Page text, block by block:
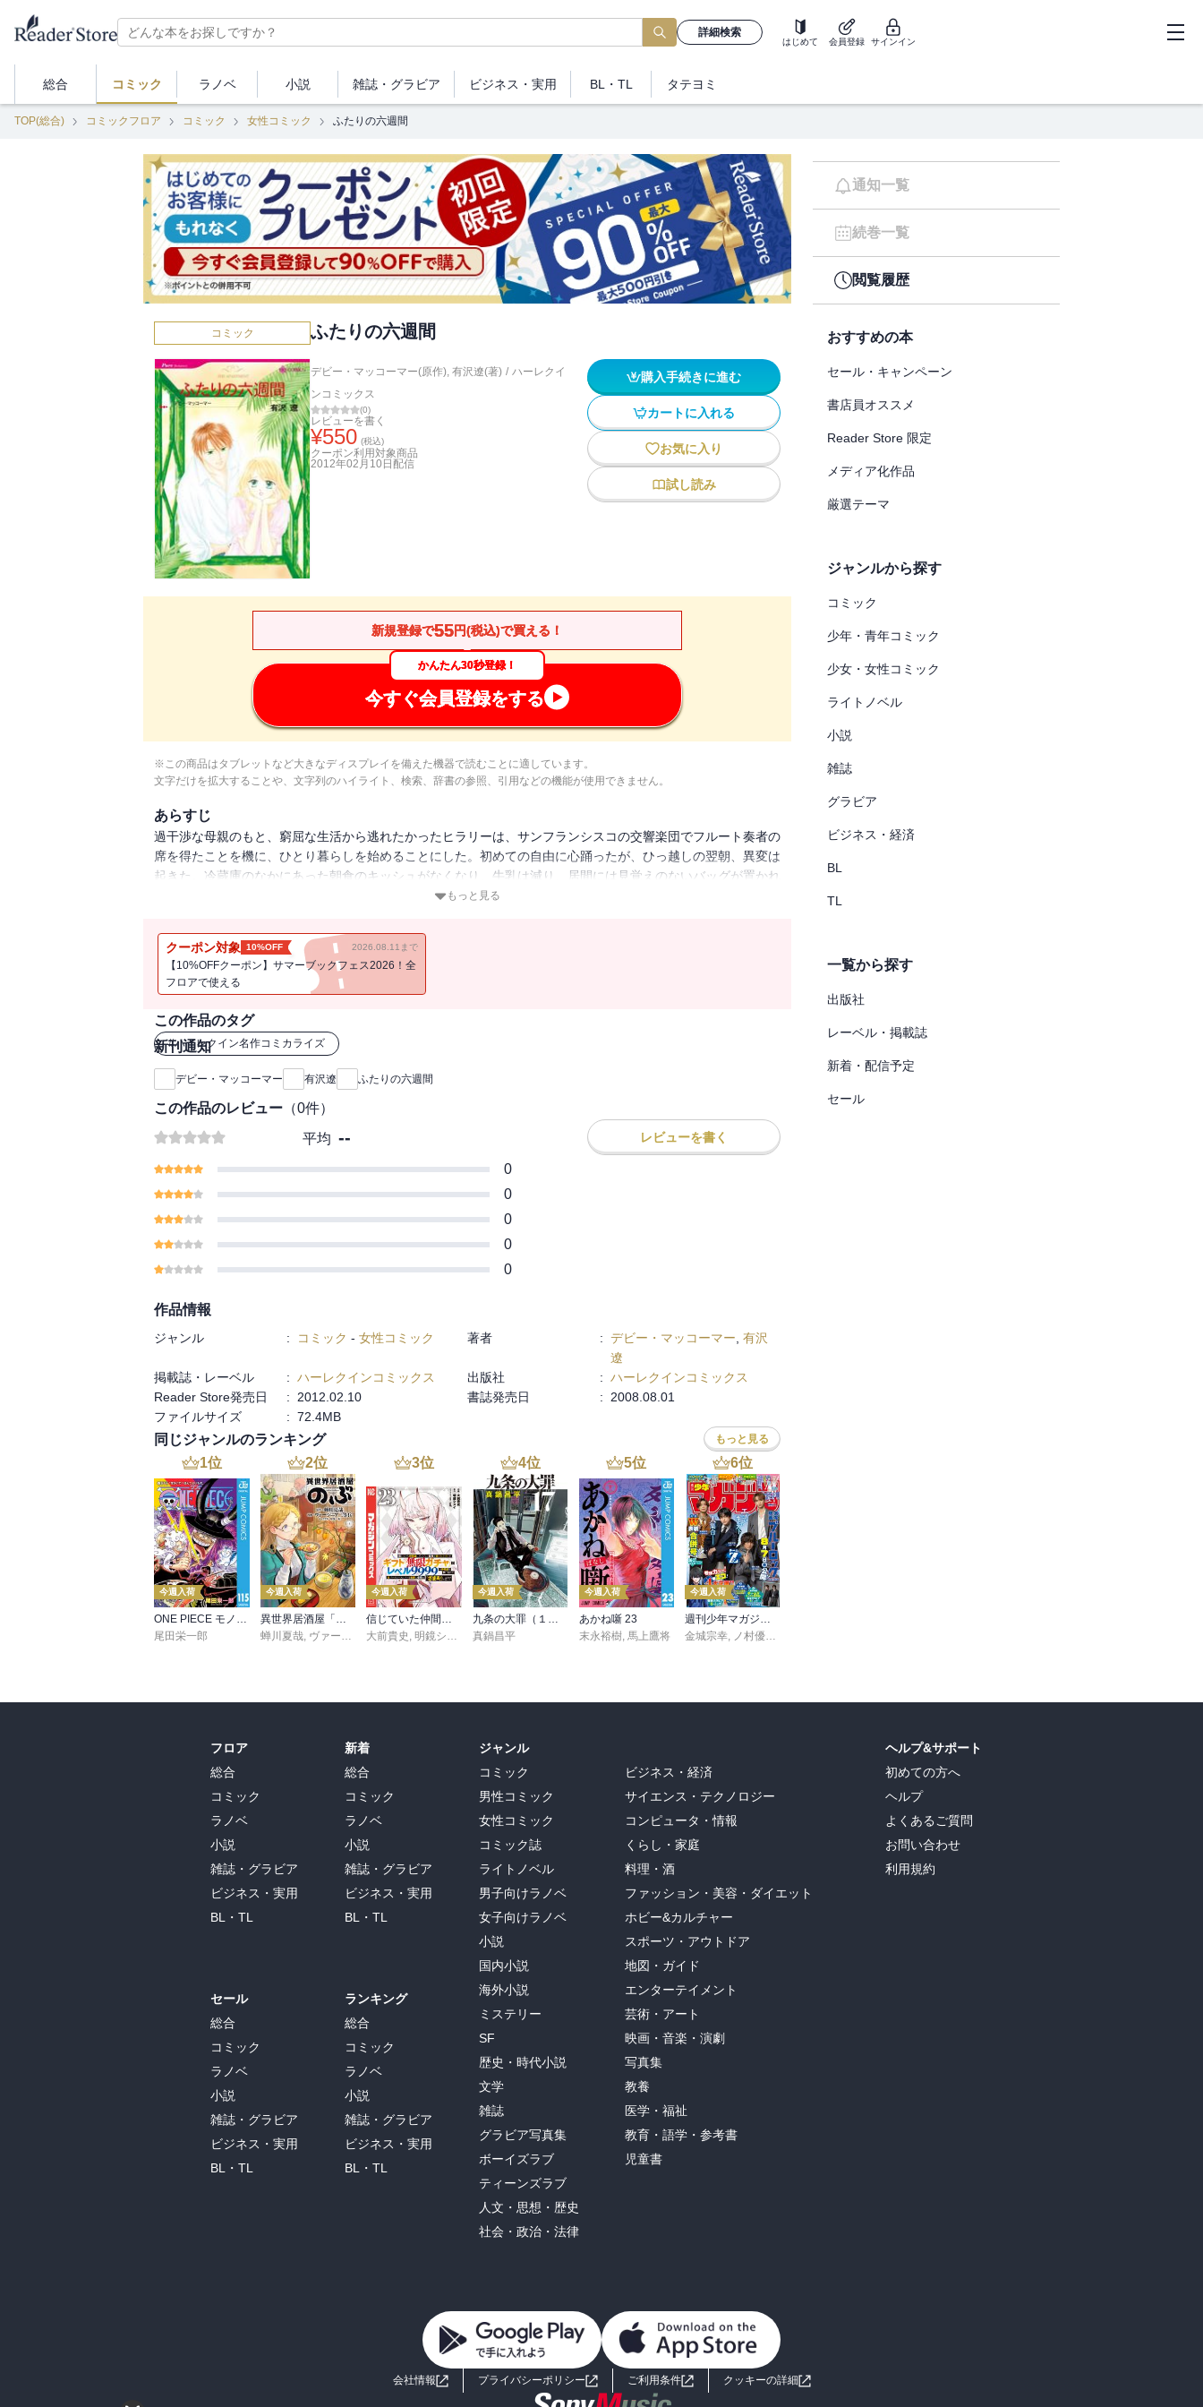
詳細検索
はじめて 会員登録 サインイン
総合 コミック ラノベ 小説 雑誌・ グラビア ビジネス ・実用 BL・TL タテヨミ
TOP(総合) コミックフロア コミック 女性コミック ふたりの六週間
コミック ふたりの六週間
デビー・マッコーマー(原作), 有沢遼(著) / ハーレクイ
ンコミックス
(0)
レビューを書く
¥550 (税込)
クーポン利用対象商品
2012年02月10日 配信
購入手続きに進む
カートに入れる
お気に入り
試し読み
新規登録で55円(税込)で買える！
かんたん30秒登録！
今すぐ会員登録をする
※この商品はタブレットなど大きなディスプレイを備えた機器で読むことに適しています。
文字だけを拡大することや、文字列のハイライト、検索、辞書の参照、引用などの機能が使用できません。
あらすじ
過干渉な母親のもと、窮屈な生活から逃れたかったヒラリーは、サンフランシスコの交響楽団でフルート奏者の
席を得たことを機に、ひとり暮らしを始めることにした。初めての自由に心踊ったが、ひっ越しの翌朝、異変は
起きた。冷蔵庫のなかにあった朝食のキッシュがなくなり、牛乳は減り、居間には見覚えのないバッグが置かれ
ているだ！ ヒラリーが困惑していると、見たこともないハンサムな男性が現れ、怒りもあらわに言った。「僕
もっと見る
クーポン対象 10%OFF 2026.08.11まで
【10%OFFクーポン】サマーブックフェス2026！全
フロアで使える
この作品のタグ
#ハーレクイン名作コミカライズ
新刊通知
デビー・マッコーマー 有沢遼 ふたりの六週間
この作品のレビュー （0件）
平均 -- レビューを書く
0
0
0
0
0
作品情報
ジャンル : コミック - 女性コミック 著者 : デビー・マッコーマー 有沢
遼
掲載誌・レーベル
: ハーレクインコミックス 出版社 : ハーレクインコミックス
Reader Store発売日
: 2012.02.10 書誌発売日 :
2008.08.01
ファイルサイズ
: 72.4MB
同じジャンルのランキング もっと見る
1位
今週入荷
ONE PIECE モノクロ版 115
尾田栄一郎
2位
今週入荷
異世界居酒屋「のぶ」(22)
蝉川夏哉, ヴァージニア二等兵 ,転
3位
今週入荷
信じていた仲間達にダンジョン奥地で殺されかけたがギフト『無限ガチャ』でレベル９９９９の仲間達を手に入れて元パーティーメンバーと世界に復讐＆『ざまぁ！』します！（２３）
大前貴史 ,明鏡シスイ ,ｔｅｆ
4位
今週入荷
九条の大罪（１７）
真鍋昌平
5位
今週入荷
あかね噺 23
末永裕樹, 馬上鷹将
6位
今週入荷
週刊少年マガジン 2026年36・37号[2026年8月5日発売]
金城宗幸, ノ村優介
通知一覧
続巻一覧
閲覧履歴
おすすめの本
セール・キャンペーン
書店員オススメ
Reader Store 限定
メディア化作品
厳選テーマ
ジャンルから探す
コミック
少年・青年コミック
少女・女性コミック
ライトノベル
小説
雑誌
グラビア
ビジネス・経済
BL
TL
一覧から探す
出版社
レーベル・掲載誌
新着・配信予定
セール
フロア
総合
コミック
ラノベ
小説
雑誌・グラビア
ビジネス・実用
BL・TL
セール
総合
コミック
ラノベ
小説
雑誌・グラビア
ビジネス・実用
BL・TL
新着
総合
コミック
ラノベ
小説
雑誌・グラビア
ビジネス・実用
BL・TL
ランキング
総合
コミック
ラノベ
小説
雑誌・グラビア
ビジネス・実用
BL・TL
ジャンル
コミック
男性コミック
女性コミック
コミック誌
ライトノベル
男子向けラノベ
女子向けラノベ
小説
国内小説
海外小説
ミステリー
SF
歴史・時代小説
文学
雑誌
グラビア写真集
ボーイズラブ
ティーンズラブ
人文・思想・歴史
社会・政治・法律
ビジネス・経済
サイエンス・テクノロジー
コンピュータ・情報
くらし・家庭
料理・酒
ファッション・美容・ダイエット
ホビー&カルチャー
スポーツ・アウトドア
地図・ガイド
エンターテイメント
芸術・アート
映画・音楽・演劇
写真集
教養
医学・福祉
教育・語学・参考書
児童書
ヘルプ&サポート
初めての方へ
ヘルプ
よくあるご質問
お問い合わせ
利用規約
会社情報 プライバシーポリシー ご利用条件 クッキーの詳細